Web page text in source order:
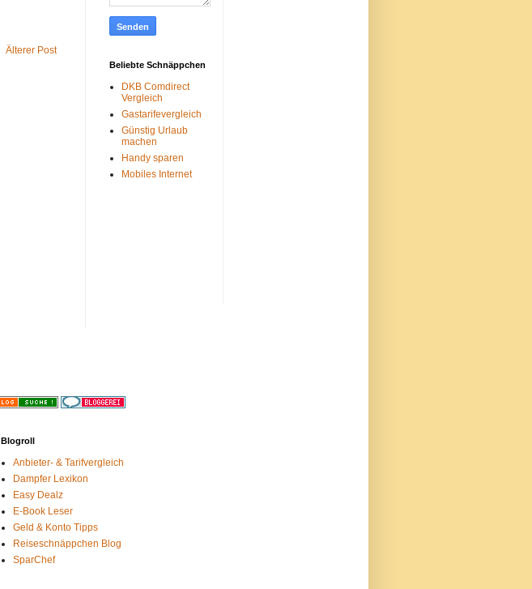
Älterer Post
Beliebte Schnäppchen
DKB Comdirect
Vergleich
Gastarifevergleich
Günstig Urlaub
machen
Handy sparen
Mobiles Internet
Blogroll
Anbieter- & Tarifvergleich
Dampfer Lexikon
Easy Dealz
E-Book Leser
Geld & Konto Tipps
Reiseschnäppchen Blog
SparChef